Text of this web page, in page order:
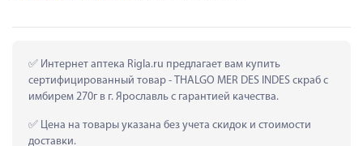
Интернет аптека Rigla.ru предлагает вам купить
сертифицированный товар - THALGO MER DES INDES скраб с
имбирем 270г в г. Ярославль с гарантией качества.
Цена на товары указана без учета скидок и стоимости
доставки.